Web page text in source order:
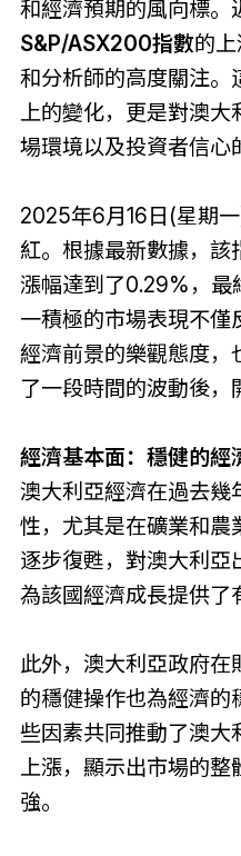
和經濟預期的風向標。
S&P/ASX200指數的
和分析師的高度關注。
上的變化，更是對澳
場環境以及投資者信心
2025年6月16日(星期
紅。根據最新數據，該
漲幅達到了0.29%，
一積極的市場表現不
經濟前景的樂觀態度，
了一段時間的波動後，
經濟基本面： 穩健的經
澳大利亞經濟在過去幾
性，尤其是在礦業和農
逐步復甦，對澳大利
為該國經濟成長提供了
此外，澳大利亞政府在
的穩健操作也為經濟
些因素共同推動了澳
上漲，顯示出市場的整
強。